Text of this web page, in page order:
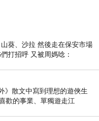
葵、沙拉 然後走在保安市場
打招呼 又被周媽唸：
》散文中寫到理想的遊俠生
歡的事業、單獨遊走江